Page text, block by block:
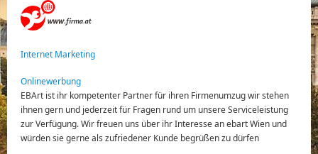
Internet Marketing
Onlinewerbung
EBArt ist ihr kompetenter Partner für ihren Firmenumzug wir stehen
ihnen gern und jederzeit für Fragen rund um unsere Serviceleistung
zur Verfügung. Wir freuen uns über ihr Interesse an ebart Wien und
würden sie gerne als zufriedener Kunde begrüßen zu dürfen